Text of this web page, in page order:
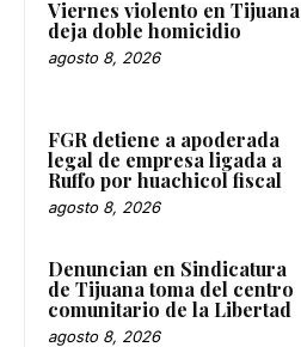
Viernes violento en Tijuana
deja doble homicidio
agosto 8, 2026
FGR detiene a apoderada
legal de empresa ligada a
Ruffo por huachicol fiscal
agosto 8, 2026
Denuncian en Sindicatura
de Tijuana toma del centro
comunitario de la Libertad
agosto 8, 2026